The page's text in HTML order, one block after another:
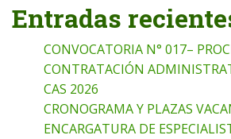
Entradas
CONVOCATORIA N° 017–
CONTRATACIÓN
CAS 2026
CRONOGRAMA Y PLAZAS
ENCARGATURA DE